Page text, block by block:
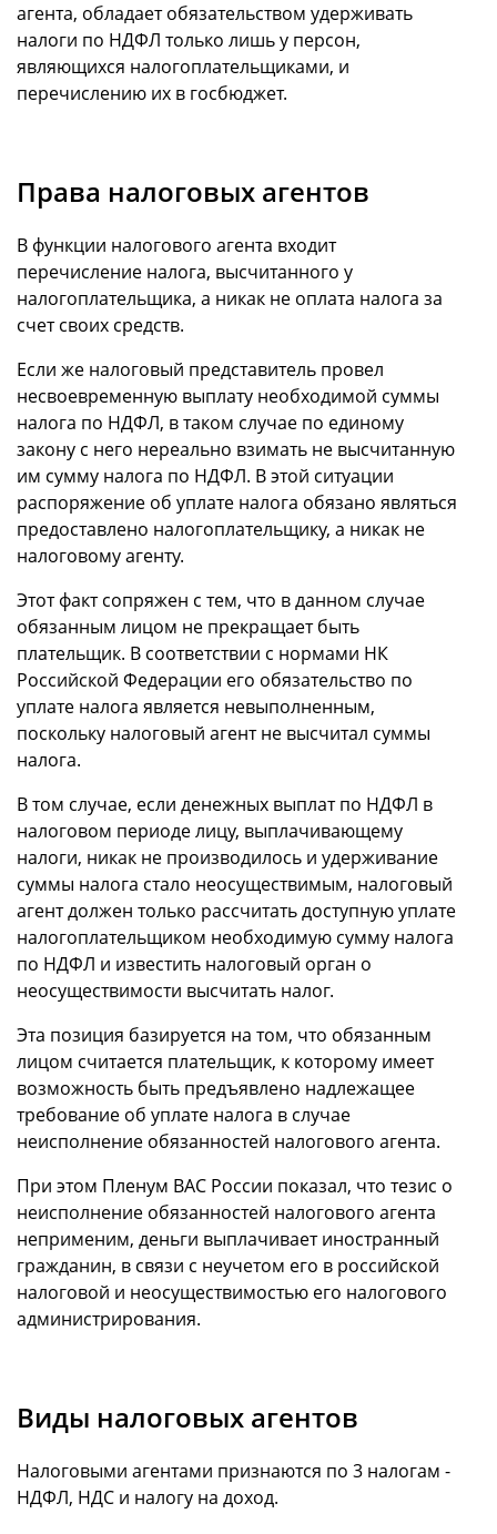
агента, обладает обязательством удерживать
налоги по НДФЛ только лишь у персон,
являющихся налогоплательщиками, и
перечислению их в госбюджет.
Права налоговых агентов
В функции налогового агента входит
перечисление налога, высчитанного у
налогоплательщика, а никак не оплата налога за
счет своих средств.
Если же налоговый представитель провел
несвоевременную выплату необходимой суммы
налога по НДФЛ, в таком случае по единому
закону с него нереально взимать не высчитанную
им сумму налога по НДФЛ. В этой ситуации
распоряжение об уплате налога обязано являться
предоставлено налогоплательщику, а никак не
налоговому агенту.
Этот факт сопряжен с тем, что в данном случае
обязанным лицом не прекращает быть
плательщик. В соответствии с нормами НК
Российской Федерации его обязательство по
уплате налога является невыполненным,
поскольку налоговый агент не высчитал суммы
налога.
В том случае, если денежных выплат по НДФЛ в
налоговом периоде лицу, выплачивающему
налоги, никак не производилось и удерживание
суммы налога стало неосуществимым, налоговый
агент должен только рассчитать доступную уплате
налогоплательщиком необходимую сумму налога
по НДФЛ и известить налоговый орган о
неосуществимости высчитать налог.
Эта позиция базируется на том, что обязанным
лицом считается плательщик, к которому имеет
возможность быть предъявлено надлежащее
требование об уплате налога в случае
неисполнение обязанностей налогового агента.
При этом Пленум ВАС России показал, что тезис о
неисполнение обязанностей налогового агента
неприменим, деньги выплачивает иностранный
гражданин, в связи с неучетом его в российской
налоговой и неосуществимостью его налогового
администрирования.
Виды налоговых агентов
Налоговыми агентами признаются по 3 налогам -
НДФЛ, НДС и налогу на доход.